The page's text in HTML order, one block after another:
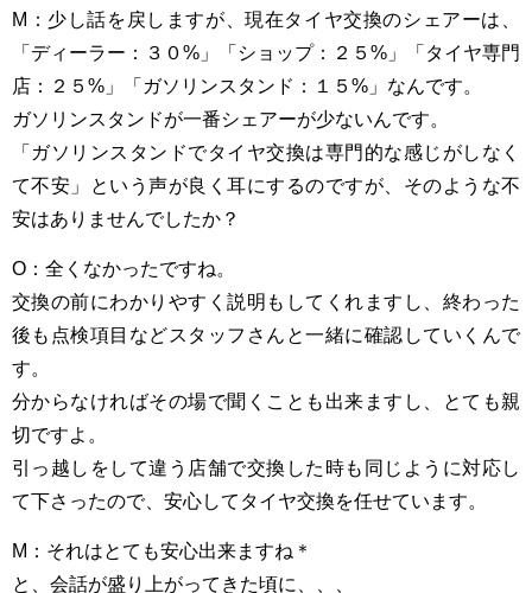
M：少し話を戻しますが、現在タイヤ交換のシェアーは、
「ディーラー：３０%」「ショップ：２５%」「タイヤ専門
店：２５%」「ガソリンスタンド：１５%」なんです。
ガソリンスタンドが一番シェアーが少ないんです。
「ガソリンスタンドでタイヤ交換は専門的な感じがしなく
て不安」という声が良く耳にするのですが、そのような不
安はありませんでしたか？
O：全くなかったですね。
交換の前にわかりやすく説明もしてくれますし、終わった
後も点検項目などスタッフさんと一緒に確認していくんで
す。
分からなければその場で聞くことも出来ますし、とても親
切ですよ。
引っ越しをして違う店舗で交換した時も同じように対応し
て下さったので、安心してタイヤ交換を任せています。
M：それはとても安心出来ますね＊
と、会話が盛り上がってきた頃に、、、